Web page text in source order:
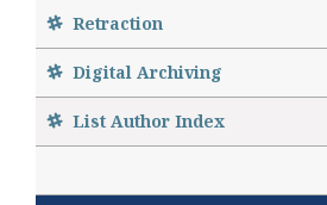
Retraction
Digital Archiving
List Author Index